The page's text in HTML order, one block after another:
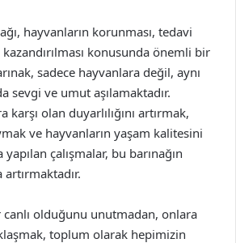
hayvanların korunması, tedavi
konusunda önemli bir
sadece hayvanlara değil, aynı
sevgi ve umut aşılamaktadır.
olan duyarlılığını artırmak,
ve hayvanların yaşam kalitesini
çalışmalar, bu barınağın
canlı olduğunu unutmadan, onlara
toplum olarak hepimizin